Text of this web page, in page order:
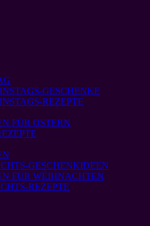
GESCHENKE
REZEPTE
FÜR OSTERN
GESCHENKIDEEN
FÜR WEIHNACHTEN
REZEPTE